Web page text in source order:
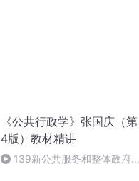
《公共行政学》张国庆（第
4版）教材精讲
139新公共服务和整体政府理